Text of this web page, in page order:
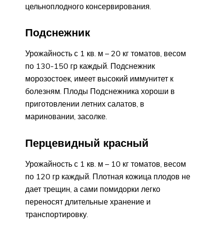
цельноплодного консервирования.
Подснежник
Урожайность с 1 кв. м – 20 кг томатов, весом
по 130-150 гр каждый. Подснежник
морозостоек, имеет высокий иммунитет к
болезням. Плоды Подснежника хороши в
приготовлении летних салатов, в
мариновании, засолке.
Перцевидный красный
Урожайность с 1 кв. м – 10 кг томатов, весом
по 120 гр каждый. Плотная кожица плодов не
дает трещин, а сами помидорки легко
переносят длительные хранение и
транспортировку.